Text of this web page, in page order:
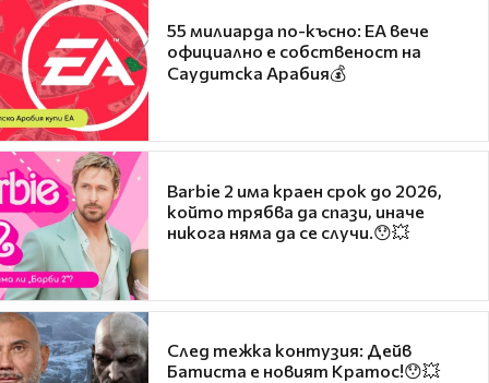
55 милиарда по-късно: EA вече
официално е собственост на
Саудитска Арабия💰
Barbie 2 има краен срок до 2026,
който трябва да спази, иначе
никога няма да се случи.😯💥
След тежка контузия: Дейв
Батиста е новият Кратос!😯💥